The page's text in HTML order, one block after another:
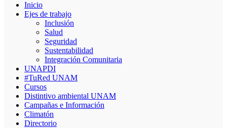
Inicio
Ejes de trabajo
Inclusión
Salud
Seguridad
Sustentabilidad
Integración Comunitaria
UNAPDI
#TuRed UNAM
Cursos
Distintivo ambiental UNAM
Campañas e Información
Climatón
Directorio